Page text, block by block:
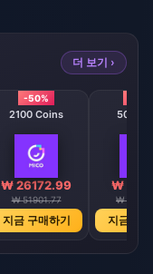
더 보기 ›
-50%
2100 Coins
₩ 26172.99
₩ 51901.77
지금 구매하기
508
₩
₩
지금 구